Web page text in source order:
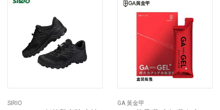
SIRIO GA 黃金甲